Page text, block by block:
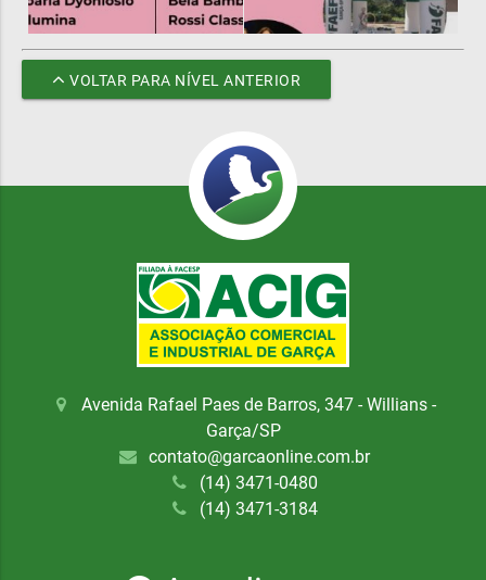
VOLTAR PARA NÍVEL ANTERIOR
Avenida Rafael Paes de Barros, 347 - Willians -
Garça/SP
contato@garcaonline.com.br
(14) 3471-0480
(14) 3471-3184